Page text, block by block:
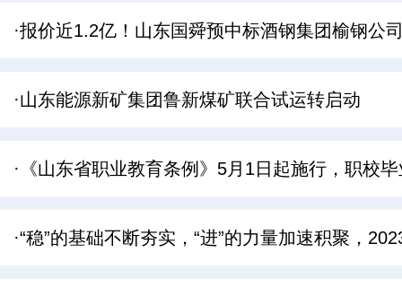
·报价近1.2亿！山东国舜预中标酒钢集团榆钢公
·山东能源新矿集团鲁新煤矿联合试运转启动
·《山东省职业教育条例》5月1日起施行，职校
·“稳”的基础不断夯实，“进”的力量加速积聚，